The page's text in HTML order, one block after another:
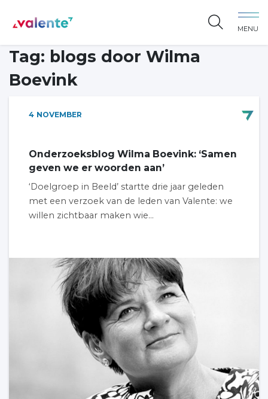
MENU
Tag: blogs door Wilma
Boevink
4 NOVEMBER
Onderzoeksblog Wilma Boevink: ‘Samen
geven we er woorden aan’
‘Doelgroep in Beeld’ startte drie jaar geleden
met een verzoek van de leden van Valente: we
willen zichtbaar maken wie...